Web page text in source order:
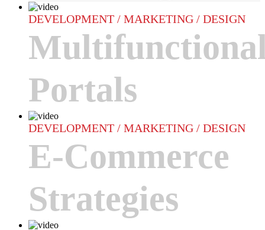
DEVELOPMENT / MARKETING / DESIGN
Portals
DEVELOPMENT / MARKETING / DESIGN
E-Commerce
Strategies